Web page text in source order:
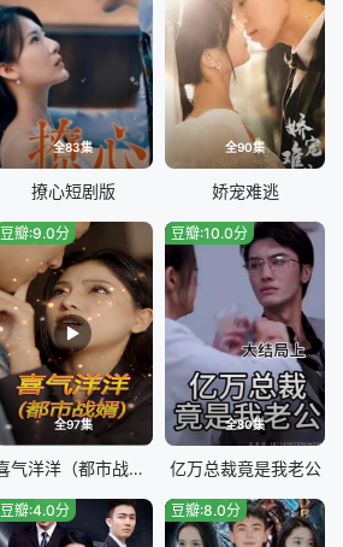
全83集
撩心短剧版
全90集
娇宠难逃
全97集
豆瓣:9.0分
喜气洋洋（都市战婿）
全80集
豆瓣:10.0分
亿万总裁竟是我老公
豆瓣:4.0分 豆瓣:8.0分